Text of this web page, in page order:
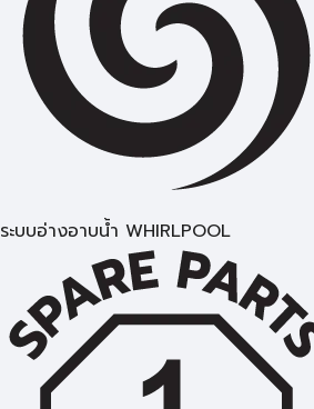
ระบบอ่างอาบน้ำ WHIRLPOOL